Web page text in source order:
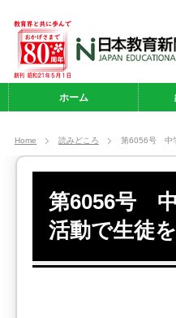
ホーム
Home 読みどころ 第6056号 中
第6056号 中
活動で生徒